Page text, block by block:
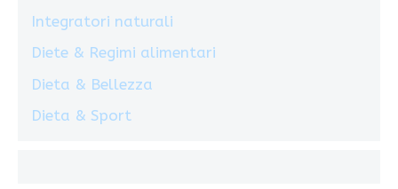
Integratori naturali
Diete & Regimi alimentari
Dieta & Bellezza
Dieta & Sport